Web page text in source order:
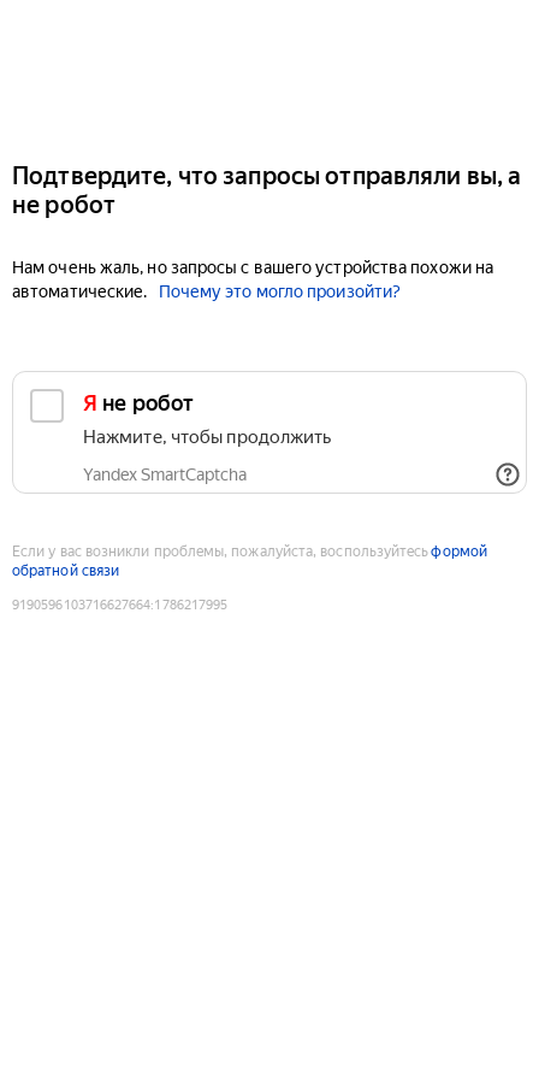
Подтвердите, что запросы отправляли вы, а
не робот
Нам очень жаль, но запросы с вашего устройства похожи на
автоматические.
Почему это могло произойти?
Я не робот
Нажмите, чтобы продолжить
Yandex SmartCaptcha
Если у вас возникли проблемы, пожалуйста, воспользуйтесьформой
обратной связи
9190596103716627664:1786217995